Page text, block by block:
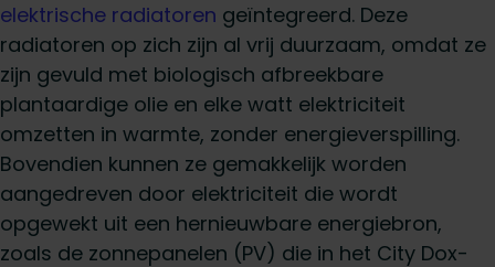
elektrische radiatoren geïntegreerd. Deze
radiatoren op zich zijn al vrij duurzaam, omdat ze
zijn gevuld met biologisch afbreekbare
plantaardige olie en elke watt elektriciteit
omzetten in warmte, zonder energieverspilling.
Bovendien kunnen ze gemakkelijk worden
aangedreven door elektriciteit die wordt
opgewekt uit een hernieuwbare energiebron,
zoals de zonnepanelen (PV) die in het City Dox-